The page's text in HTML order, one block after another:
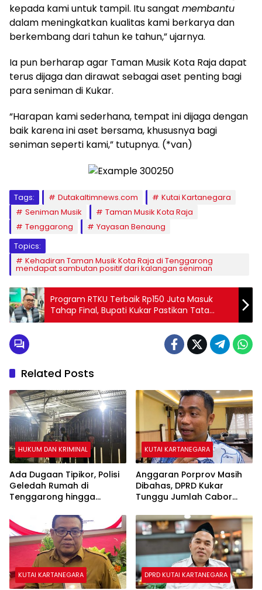
kepada kami untuk tampil. Itu sangat membantu
dalam meningkatkan kualitas kami berkarya dan
berkembang dari tahun ke tahun,” ujarnya.
Ia pun berharap agar Taman Musik Kota Raja dapat
terus dijaga dan dirawat sebagai aset penting bagi
para seniman di Kukar.
“Harapan kami sederhana, tempat ini dijaga dengan
baik karena ini aset bersama, khususnya bagi
seniman seperti kami,” tutupnya. (*van)
Tags: Dutakaltimnews.com
Kutai Kartanegara
Seniman Musik
Taman Musik Kota Raja
Tenggarong
Yayasan Benaung
Topics:
Kehadiran Taman Musik Kota Raja di Tenggarong
mendapat sambutan positif dari kalangan seniman
Program RTKU Terbaik Rp150 Juta Masuk
Tahap Final, Bupati Kukar Pastikan Tata
Kelola Sesuai Aturan
Related Posts
HUKUM DAN KRIMINAL
Ada Dugaan Tipikor, Polisi
Geledah Rumah di
Tenggarong hingga
KUTAI KARTANEGARA
Anggaran Porprov Masih
Dibahas, DPRD Kukar
Tunggu Jumlah Cabor
Paser
KUTAI KARTANEGARA DPRD KUTAI KARTANEGARA